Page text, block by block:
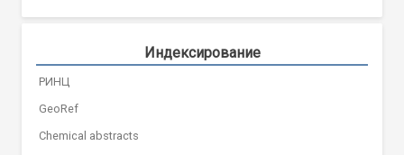
Индексирование
РИНЦ
GeoRef
Chemical abstracts